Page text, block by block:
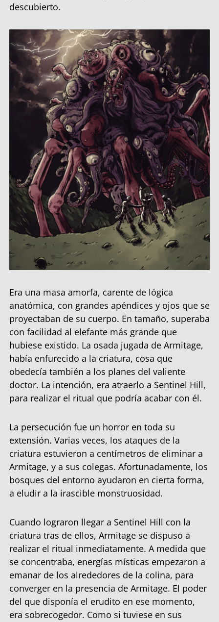
descubierto.
Era una masa amorfa, carente de lógica
anatómica, con grandes apéndices y ojos que se
proyectaban de su cuerpo. En tamaño, superaba
con facilidad al elefante más grande que
hubiese existido. La osada jugada de Armitage,
había enfurecido a la criatura, cosa que
obedecía también a los planes del valiente
doctor. La intención, era atraerlo a Sentinel Hill,
para realizar el ritual que podría acabar con él.
La persecución fue un horror en toda su
extensión. Varias veces, los ataques de la
criatura estuvieron a centímetros de eliminar a
Armitage, y a sus colegas. Afortunadamente, los
bosques del entorno ayudaron en cierta forma,
a eludir a la irascible monstruosidad.
Cuando lograron llegar a Sentinel Hill con la
criatura tras de ellos, Armitage se dispuso a
realizar el ritual inmediatamente. A medida que
se concentraba, energías místicas empezaron a
emanar de los alrededores de la colina, para
converger en la presencia de Armitage. El poder
del que disponía el erudito en ese momento,
era sobrecogedor. Como si tuviese en sus